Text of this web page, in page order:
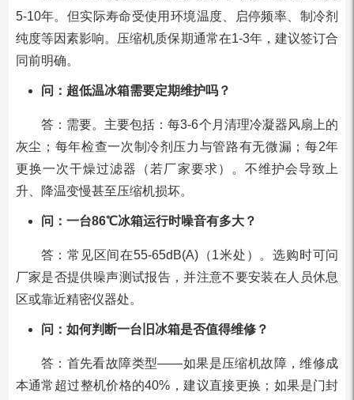
5-10年。但实际寿命受使用环境温度、启停频率、制冷剂
纯度等因素影响。压缩机质保期通常在1-3年，建议签订合
同前明确。
问：超低温冰箱需要定期维护吗？
答：需要。主要包括：每3-6个月清理冷凝器风扇上的
灰尘；每年检查一次制冷剂压力与管路有无微漏；每2年
更换一次干燥过滤器（若厂家要求）。不维护会导致上
升、降温变慢甚至压缩机损坏。
问：一台86℃冰箱运行时噪音有多大？
答：常见区间在55-65dB(A)（1米处）。选购时可问
厂家是否提供噪声测试报告，并注意不要安装在人员休息
区或靠近精密仪器处。
问：如何判断一台旧冰箱是否值得维修？
答：首先看故障类型——如果是压缩机故障，维修成
本通常超过整机价格的40%，建议直接更换；如果是门封